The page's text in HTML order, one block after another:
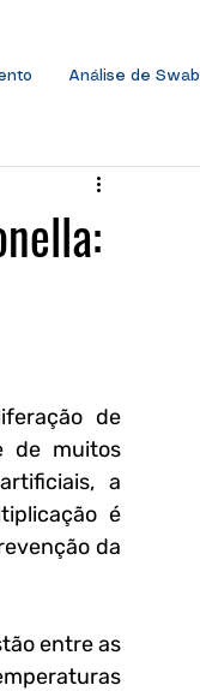
Análise de Swab
de
de muitos
é
da
entre as